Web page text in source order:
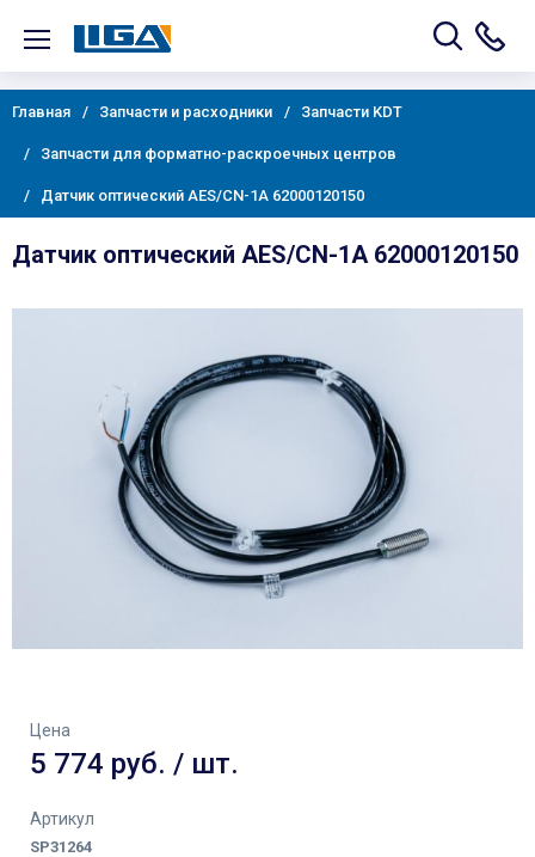
Главная Запчасти и расходники Запчасти KDT
Запчасти для форматно-раскроечных центров
Датчик оптический AES/CN-1A 62000120150
Датчик оптический AES/CN-1A 62000120150
Цена
5 774 руб. / шт.
Артикул
SP31264